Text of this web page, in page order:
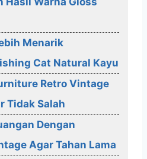
Menarik
Cat Natural Kayu
Retro Vintage
Tidak Salah
Dengan
Agar Tahan Lama